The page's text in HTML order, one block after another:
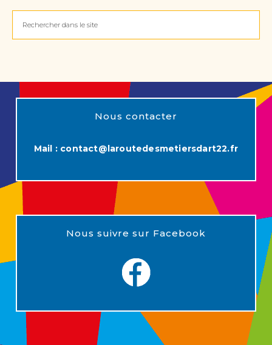
Nous contacter
Mail : contact@laroutedesmetiersdart22.fr
Nous suivre sur Facebook